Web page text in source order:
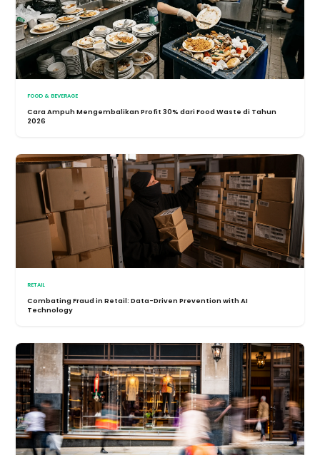
FOOD & BEVERAGE
Cara Ampuh Mengembalikan Profit 30% dari Food Waste di Tahun
2026
RETAIL
Combating Fraud in Retail: Data-Driven Prevention with AI
Technology